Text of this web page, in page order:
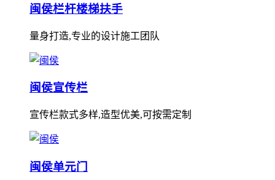
闽侯栏杆楼梯扶手
量身打造,专业的设计施工团队
闽侯宣传栏
宣传栏款式多样,造型优美,可按需定制
闽侯单元门